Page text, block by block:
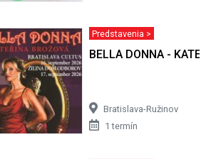
Predstavenia >
BELLA DONNA -
Bratislava-Ružinov
1 termín